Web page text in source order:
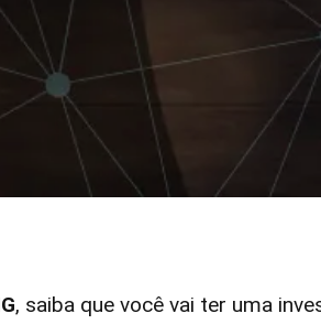
, saiba que você vai ter uma